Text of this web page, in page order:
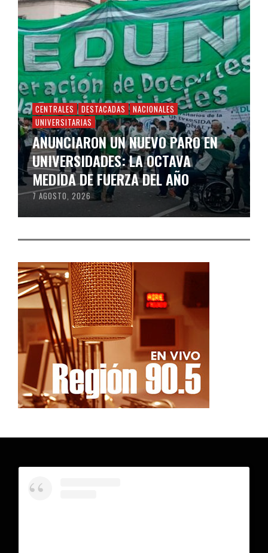
CENTRALES DESTACADAS
NACIONALES
UNIVERSITARIAS
ANUNCIARON UN NUEVO PARO EN
UNIVERSIDADES: LA OCTAVA
MEDIDA DE FUERZA DEL AÑO
7 AGOSTO, 2026